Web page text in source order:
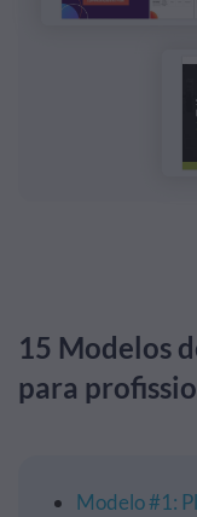
15 Modelos
para
Modelo #1: